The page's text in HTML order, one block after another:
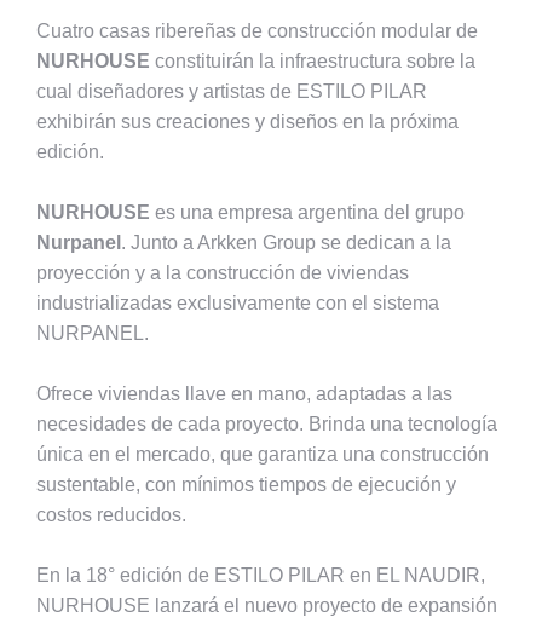
Cuatro casas ribereñas de construcción modular de
NURHOUSE constituirán la infraestructura sobre la
cual diseñadores y artistas de ESTILO PILAR
exhibirán sus creaciones y diseños en la próxima
edición.
NURHOUSE es una empresa argentina del grupo
Nurpanel . Junto a Arkken Group se dedican a la
proyección y a la construcción de viviendas
industrializadas exclusivamente con el sistema
NURPANEL.
Ofrece viviendas llave en mano, adaptadas a las
necesidades de cada proyecto. Brinda una tecnología
única en el mercado, que garantiza una construcción
sustentable, con mínimos tiempos de ejecución y
costos reducidos.
En la 18° edición de ESTILO PILAR en EL NAUDIR,
NURHOUSE lanzará el nuevo proyecto de expansión